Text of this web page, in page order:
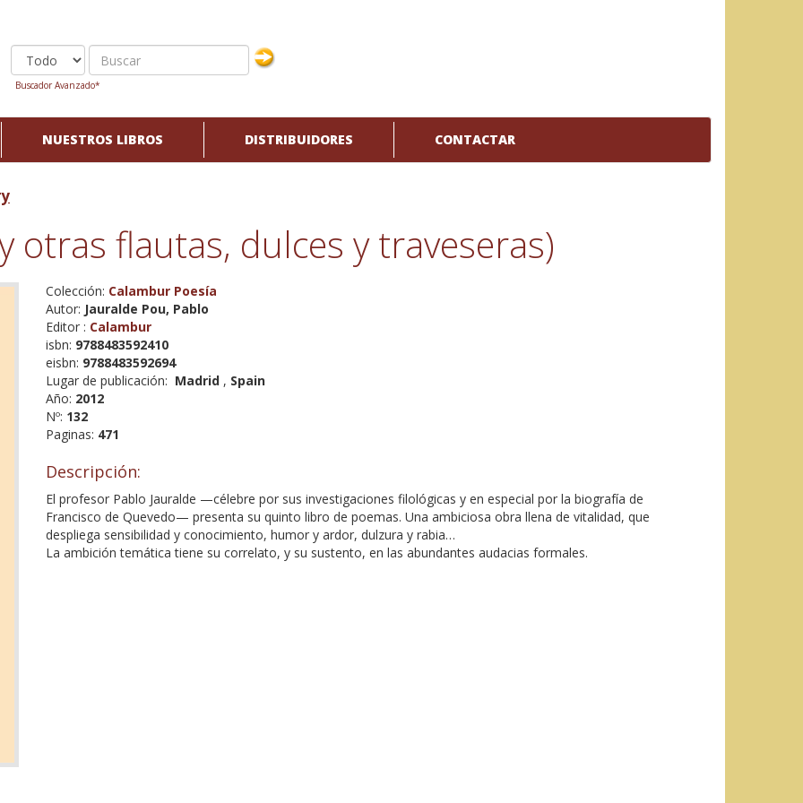
Buscador Avanzado*
NUESTROS LIBROS DISTRIBUIDORES CONTACTAR
otras flautas, dulces y traveseras)
Colección: Calambur Poesía
Autor: Jauralde Pou, Pablo
Editor : Calambur
isbn: 9788483592410
eisbn: 9788483592694
Lugar de publicación: Madrid, Spain
Año: 2012
Nº: 132
Paginas: 471
Descripción:
El profesor Pablo Jauralde —célebre por sus investigaciones filológicas y en especial por la biografía de
Francisco de Quevedo— presenta su quinto libro de poemas. Una ambiciosa obra llena de vitalidad, que
despliega sensibilidad y conocimiento, humor y ardor, dulzura y rabia…
La ambición temática tiene su correlato, y su sustento, en las abundantes audacias formales.